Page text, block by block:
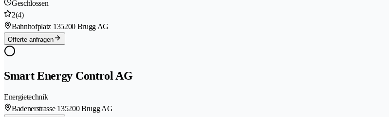
Geschlossen
2(4)
Bahnhofplatz 135200 Brugg AG
Offerte anfragen
Smart Energy Control AG
Energietechnik
Badenerstrasse 135200 Brugg AG